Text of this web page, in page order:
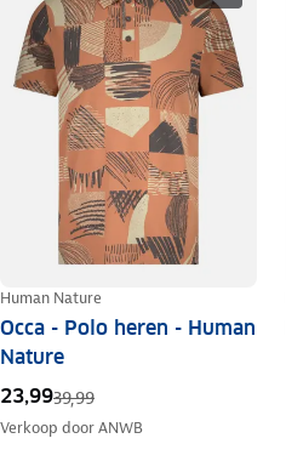
Human Nature
Occa - Polo heren - Human
Nature
23,9939,99
Verkoop doorANWB